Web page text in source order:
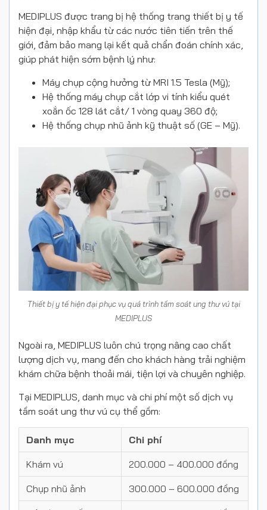
MEDIPLUS được trang bị hệ thống trang thiết bị y tế
hiện đại, nhập khẩu từ các nước tiên tiến trên thế
giới, đảm bảo mang lại kết quả chẩn đoán chính xác,
giúp phát hiện sớm bệnh lý như:
Máy chụp cộng hưởng từ MRI 1.5 Tesla (Mỹ);
Hệ thống máy chụp cắt lớp vi tính kiểu quét
xoắn ốc 128 lát cắt/ 1 vòng quay 360 độ;
Hệ thống chụp nhũ ảnh kỹ thuật số (GE – Mỹ).
Thiết bị y tế hiện đại phục vụ quá trình tầm soát ung thư vú tại
MEDIPLUS
Ngoài ra, MEDIPLUS luôn chú trọng nâng cao chất
lượng dịch vụ, mang đến cho khách hàng trải nghiệm
khám chữa bệnh thoải mái, tiện lợi và chuyên nghiệp.
Tại MEDIPLUS, danh mục và chi phí một số dịch vụ
tầm soát ung thư vú cụ thể gồm:
Danh mục Chi phí
Khám vú 200.000 – 400.000 đồng
Chụp nhũ ảnh 300.000 – 600.000 đồng